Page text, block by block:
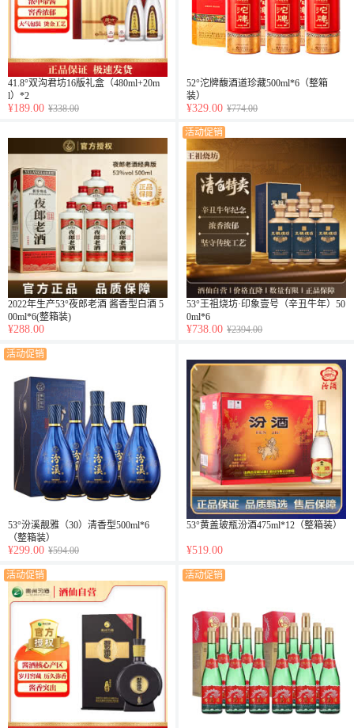
41.8°双沟君坊16版礼盒（480ml+20m
l）*2
¥189.00 ¥338.00
52°沱牌馥酒道珍藏500ml*6（整箱
装）
¥329.00 ¥774.00
2022年生产53°夜郎老酒 酱香型白酒 5
00ml*6(整箱装)
¥288.00
活动促销
53°王祖烧坊·印象壹号（辛丑牛年）50
0ml*6
¥738.00 ¥2394.00
活动促销
53°汾溪靓雅（30）清香型500ml*6
（整箱装）
¥299.00 ¥594.00
53°黄盖玻瓶汾酒475ml*12（整箱装）
¥519.00
活动促销 活动促销